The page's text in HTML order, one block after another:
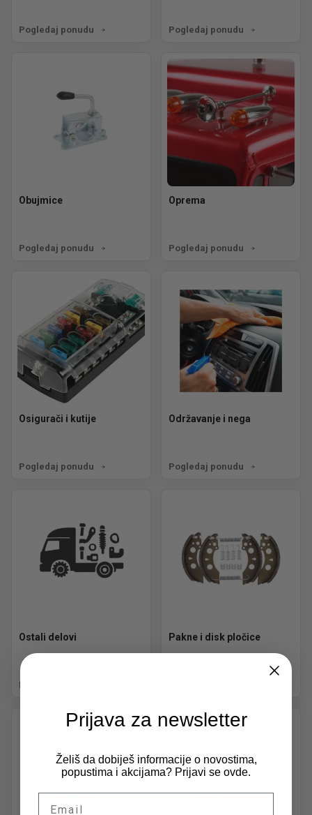
Pogledaj ponudu Pogledaj ponudu
Obujmice
Pogledaj ponudu
Oprema
Pogledaj ponudu
Osigurači i kutije
Pogledaj ponudu
Održavanje i nega
Pogledaj ponudu
Ostali delovi
Pogledaj ponudu
Pakne i disk pločice
Prijava za newsletter
Želiš da dobiješ informacije o novostima,
popustima i akcijama? Prijavi se ovde.